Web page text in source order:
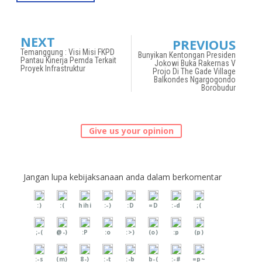
NEXT
Temanggung : Visi Misi FKPD
Pantau Kinerja Pemda Terkait
Proyek Infrastruktur
PREVIOUS
Bunyikan Kentongan Presiden
Jokowi Buka Rakernas V
Projo Di The Gade Village
Balkondes Ngargogondo
Borobudur
Give us your opinion
Jangan lupa kebijaksanaan anda dalam berkomentar
:) :( hihi :-) :D =D :-d ;(
;-( @-) :P :o :>) (o) :p (p)
:-s (m) 8-) :-t :-b b-( :-# =p~